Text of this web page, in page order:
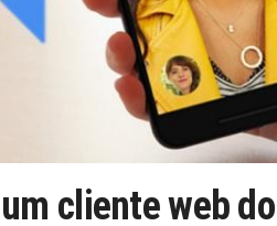
cliente web